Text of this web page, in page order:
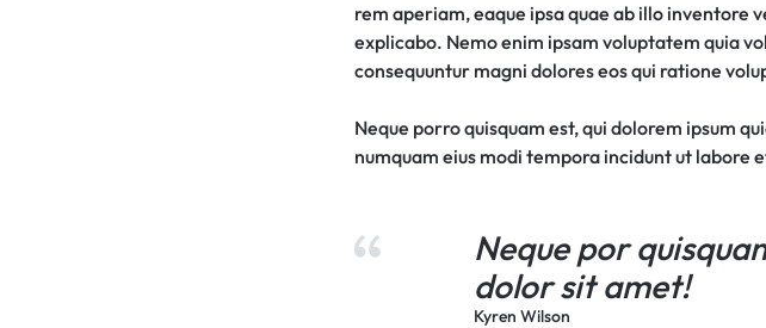
rem aperiam, eaque ipsa quae ab illo
explicabo. Nemo enim ipsam voluptatem quia
consequuntur magni dolores eos qui ratione
Neque porro quisquam est, qui dolorem ipsum
numquam eius modi tempora incidunt ut
Neque por
dolor sit amet!
Kyren Wilson